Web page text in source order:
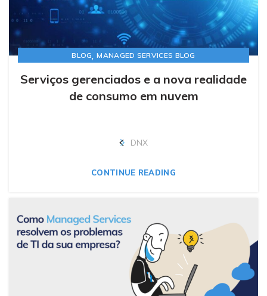
BLOG,MANAGED SERVICES BLOG
Serviços gerenciados e a nova realidade
de consumo em nuvem
DNX
CONTINUE READING